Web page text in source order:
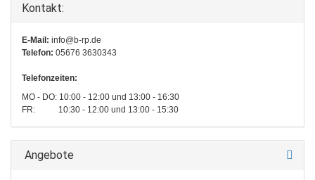
Kontakt:
E-Mail: info@b-rp.de
Telefon: 05676 3630343
Telefonzeiten:
MO - DO: 10:00 - 12:00 und 13:00 - 16:30
FR: 10:30 - 12:00 und 13:00 - 15:30
Angebote